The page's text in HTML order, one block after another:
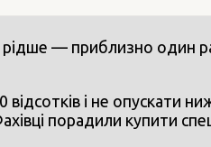
— приблизно один
і не опускати
порадили купити